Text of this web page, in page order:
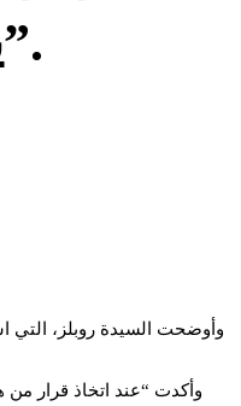
يشكل “قرارا جيدا لإسبانيا ومنطقة البحر الأبيض المتوسط بأكملها”.
وأكدت “عند اتخاذ قرار من